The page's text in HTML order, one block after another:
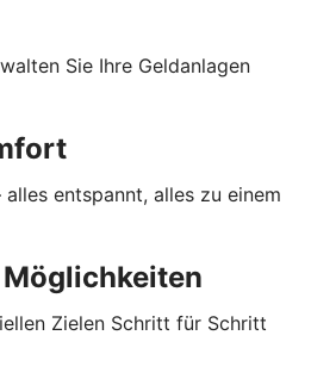
Sie Ihre Geldanlagen
entspannt, alles zu einem
Zielen Schritt für Schritt